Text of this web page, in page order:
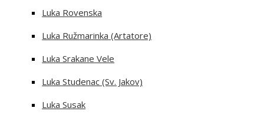
Luka Rovenska
Luka Ružmarinka (Artatore)
Luka Srakane Vele
Luka Studenac (Sv. Jakov)
Luka Susak